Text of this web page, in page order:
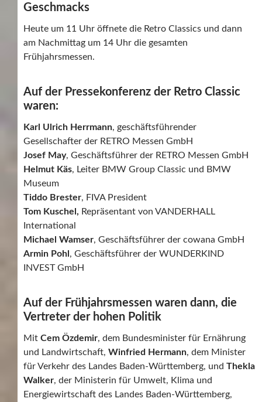
Geschmacks
Heute um 11 Uhr öffnete die Retro Classics und dann
am Nachmittag um 14 Uhr die gesamten
Frühjahrsmessen.
Auf der Pressekonferenz der Retro Classic
waren:
Karl Ulrich Herrmann, geschäftsführender
Gesellschafter der RETRO Messen GmbH
Josef May, Geschäftsführer der RETRO Messen GmbH
Helmut Käs, Leiter BMW Group Classic und BMW
Museum
Tiddo Brester, FIVA President
Tom Kuschel, Repräsentant von VANDERHALL
International
Michael Wamser, Geschäftsführer der cowana GmbH
Armin Pohl , Geschäftsführer der WUNDERKIND
INVEST GmbH
Auf der Frühjahrsmessen waren dann, die
Vertreter der hohen Politik
Mit Cem Özdemir, dem Bundesminister für Ernährung
und Landwirtschaft, Winfried Hermann, dem Minister
für Verkehr des Landes Baden-Württemberg, und Thekla
Walker, der Ministerin für Umwelt, Klima und
Energiewirtschaft des Landes Baden-Württemberg,